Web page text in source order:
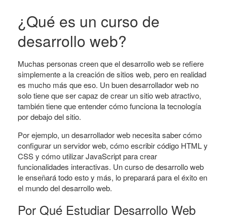
¿Qué es un curso de
desarrollo web?
Muchas personas creen que el desarrollo web se refiere
simplemente a la creación de sitios web, pero en realidad
es mucho más que eso. Un buen desarrollador web no
solo tiene que ser capaz de crear un sitio web atractivo,
también tiene que entender cómo funciona la tecnología
por debajo del sitio.
Por ejemplo, un desarrollador web necesita saber cómo
configurar un servidor web, cómo escribir código HTML y
CSS y cómo utilizar JavaScript para crear
funcionalidades interactivas. Un curso de desarrollo web
le enseñará todo esto y más, lo preparará para el éxito en
el mundo del desarrollo web.
Por Qué Estudiar Desarrollo Web